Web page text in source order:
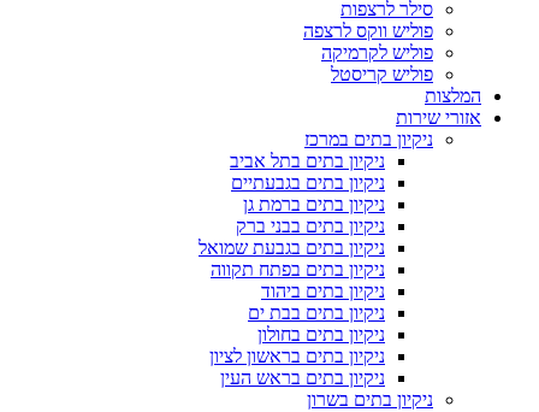
סילר לרצפות
פוליש ווקס לרצפה
פוליש לקרמיקה
פוליש קריסטל
המלצות
אזורי שירות
ניקיון בתים במרכז
ניקיון בתים בתל אביב
ניקיון בתים בגבעתיים
ניקיון בתים ברמת גן
ניקיון בתים בבני ברק
ניקיון בתים בגבעת שמואל
ניקיון בתים בפתח תקווה
ניקיון בתים ביהוד
ניקיון בתים בבת ים
ניקיון בתים בחולון
ניקיון בתים בראשון לציון
ניקיון בתים בראש העין
ניקיון בתים בשרון